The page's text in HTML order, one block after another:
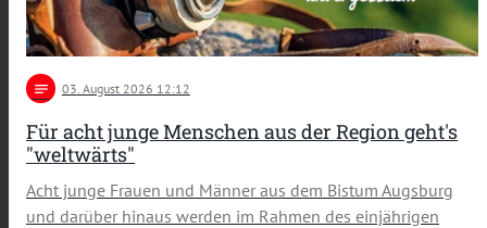
notes 03 . August 2026 12:12
Für acht junge Menschen aus der Region geht's
"weltwärts"
Acht junge Frauen und Männer aus dem Bistum Augsburg
und darüber hinaus werden im Rahmen des einjährigen